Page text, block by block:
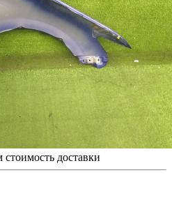
стоимость доставки